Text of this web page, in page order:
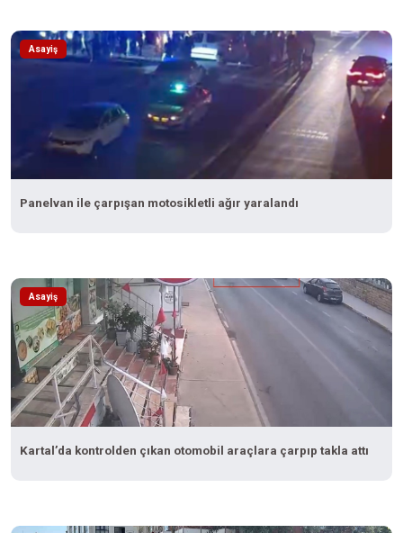
Asayiş
Panelvan ile çarpışan motosikletli ağır yaralandı
Asayiş
Kartal’da kontrolden çıkan otomobil araçlara çarpıp takla attı